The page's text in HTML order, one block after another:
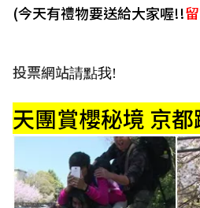
(今天有禮物要送給大家喔!!
投票網站請點我!
天團賞櫻秘境 京